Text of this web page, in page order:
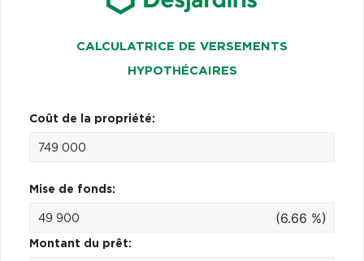
CALCULATRICE DE VERSEMENTS
HYPOTHÉCAIRES
Coût de la propriété:
Mise de fonds:
(6.66 %)
Montant du prêt: